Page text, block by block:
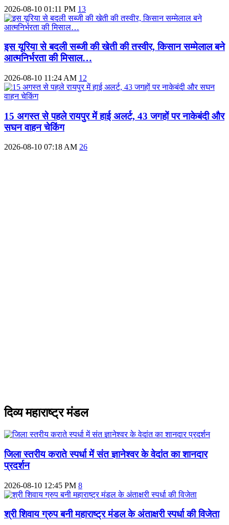
2026-08-10 01:11 PM 13
इस यूरिया से बदली सब्जी की खेती की तस्वीर, किसान सम्मेलाल बने
आत्मनिर्भरता की मिसाल…
2026-08-10 11:24 AM 12
15 अगस्त से पहले रायपुर में हाई अलर्ट, 43 जगहों पर नाकेबंदी और
सघन वाहन चेकिंग
2026-08-10 07:18 AM 26
दिव्य महाराष्ट्र मंडल
जिला स्तरीय कराते स्पर्धा में संत ज्ञानेश्वर के वेदांत का शानदार
प्रदर्शन
2026-08-10 12:45 PM 8
श्री शिवाय ग्रुप बनी महाराष्ट्र मंडल के अंताक्षरी स्‍पर्धा की विजेता